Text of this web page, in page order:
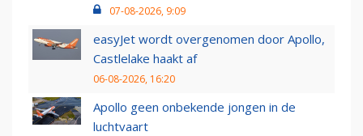
07-08-2026, 9:09
easyJet wordt overgenomen door Apollo,
Castlelake haakt af
06-08-2026, 16:20
Apollo geen onbekende jongen in de
luchtvaart